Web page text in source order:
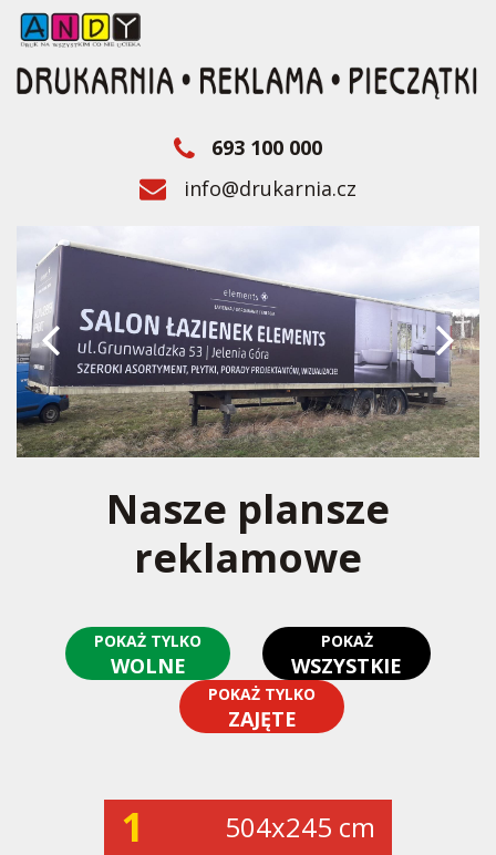
693 100 000
info@drukarnia.cz
Nasze plansze
reklamowe
POKAŻ TYLKO
WOLNE
POKAŻ
WSZYSTKIE
POKAŻ TYLKO
ZAJĘTE
1 504x245 cm